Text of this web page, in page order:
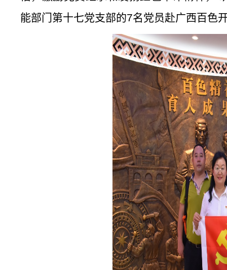
能部门第十七党支部的7名党员赴广西百色